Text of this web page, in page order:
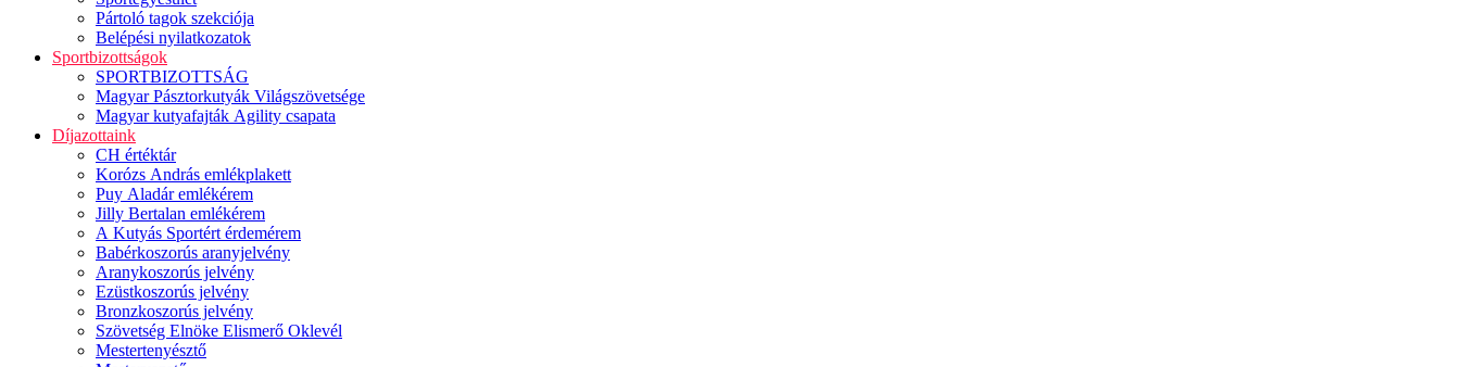
Pártoló tagok szekciója
Belépési nyilatkozatok
Sportbizottságok
SPORTBIZOTTSÁG
Magyar Pásztorkutyák Világszövetsége
Magyar kutyafajták Agility csapata
Díjazottaink
CH értéktár
Korózs András emlékplakett
Puy Aladár emlékérem
Jilly Bertalan emlékérem
A Kutyás Sportért érdemérem
Babérkoszorús aranyjelvény
Aranykoszorús jelvény
Ezüstkoszorús jelvény
Bronzkoszorús jelvény
Szövetség Elnöke Elismerő Oklevél
Mestertenyésztő